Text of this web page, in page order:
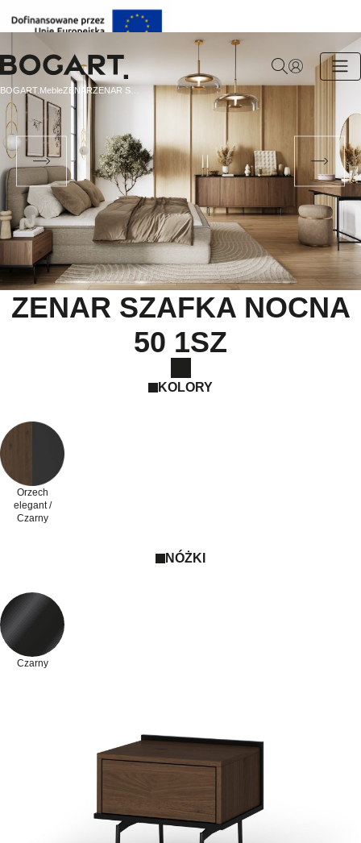
BOGART.
Strona
główna
BOGART. MebleZENAR
ZENAR SZAFKA NOCNA
50 1SZ
KOLORY
Orzech
elegant /
Czarny
NÓŻKI
Czarny